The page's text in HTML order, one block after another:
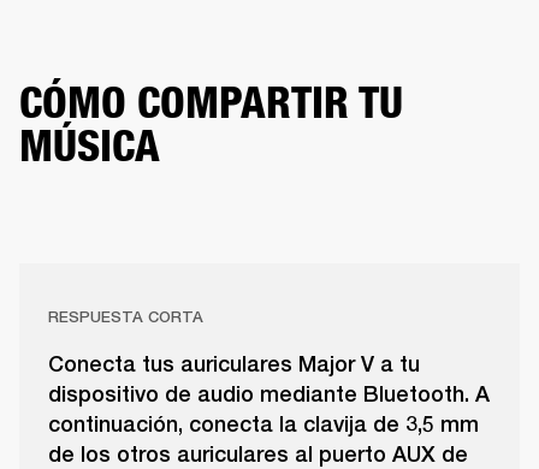
CÓMO COMPARTIR TU
MÚSICA
RESPUESTA CORTA
Conecta tus auriculares Major V a tu
dispositivo de audio mediante Bluetooth. A
continuación, conecta la clavija de 3,5 mm
de los otros auriculares al puerto AUX de